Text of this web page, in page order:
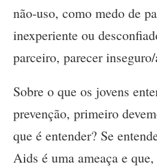
não-uso, como medo de
inexperiente ou
parceiro, parecer
Sobre o que os jovens
prevenção, primeiro
que é entender? Se
Aids é uma ameaça e